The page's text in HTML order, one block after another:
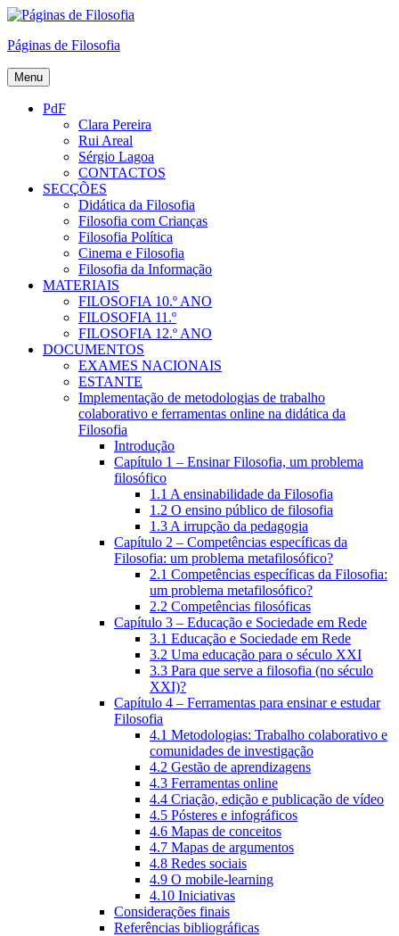
Skip
content
Páginas de Filosofia
Menu
PdF
Clara Pereira
Rui Areal
Sérgio Lagoa
CONTACTOS
SECÇÕES
Didática da Filosofia
Filosofia com Crianças
Filosofia Política
Cinema e Filosofia
Filosofia da Informação
MATERIAIS
FILOSOFIA 10.º ANO
FILOSOFIA 11.º
FILOSOFIA 12.º ANO
DOCUMENTOS
EXAMES NACIONAIS
ESTANTE
Implementação de metodologias de trabalho
colaborativo e ferramentas online na didática da
Filosofia
Introdução
Capítulo 1 – Ensinar Filosofia, um problema
filosófico
1.1 A ensinabilidade da Filosofia
1.2 O ensino público de filosofia
1.3 A irrupção da pedagogia
Capítulo 2 – Competências específicas da
Filosofia: um problema metafilosófico?
2.1 Competências específicas da Filosofia:
um problema metafilosófico?
2.2 Competências filosóficas
Capítulo 3 – Educação e Sociedade em Rede
3.1 Educação e Sociedade em Rede
3.2 Uma educação para o século XXI
3.3 Para que serve a filosofia (no século
XXI)?
Capítulo 4 – Ferramentas para ensinar e estudar
Filosofia
4.1 Metodologias: Trabalho colaborativo e
comunidades de investigação
4.2 Gestão de aprendizagens
4.3 Ferramentas online
4.4 Criação, edição e publicação de vídeo
4.5 Pósteres e infográficos
4.6 Mapas de conceitos
4.7 Mapas de argumentos
4.8 Redes sociais
4.9 O mobile-learning
4.10 Iniciativas
Considerações finais
Referências bibliográficas